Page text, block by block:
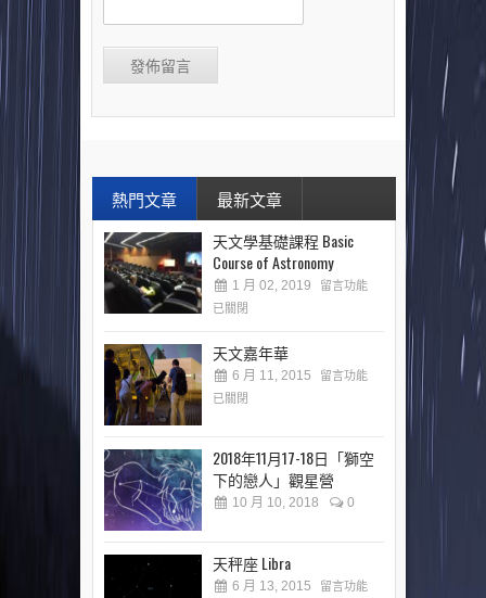
熱門文章 最新文章
天文學基礎課程 Basic
Course of Astronomy
1 月 02, 2019
留言功能
已關閉
天文嘉年華
6 月 11, 2015
留言功能
已關閉
2018年11月17-18日「獅空
下的戀人」觀星營
10 月 10, 2018 0
天秤座 Libra
6 月 13, 2015
留言功能